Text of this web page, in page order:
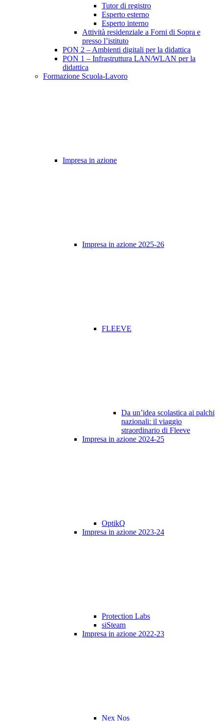
Tutor di registro
Esperto esterno
Esperto interno
Attività residenziale a Forni di Sopra e
presso l’istituto
PON 2 – Ambienti digitali per la didattica
PON 1 – Infrastruttura LAN/WLAN per la
didattica
Formazione Scuola-Lavoro
Impresa in azione
Impresa in azione 2025-26
FLEEVE
Da un’idea scolastica ai palchi
nazionali: il viaggio
straordinario di Fleeve
Impresa in azione 2024-25
OptikQ
Impresa in azione 2023-24
Protection Labs
siSteam
Impresa in azione 2022-23
Nex Nos